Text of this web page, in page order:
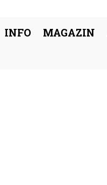
INFO MAGAZIN